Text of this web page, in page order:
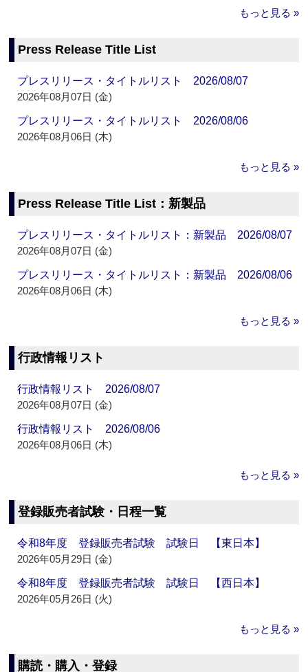
もっと見る »
Press Release Title List
プレスリリース・タイトルリスト 2026/08/07
2026年08月07日 (金)
プレスリリース・タイトルリスト 2026/08/06
2026年08月06日 (木)
もっと見る »
Press Release Title List：新製品
プレスリリース・タイトルリスト：新製品 2026/08/07
2026年08月07日 (金)
プレスリリース・タイトルリスト：新製品 2026/08/06
2026年08月06日 (木)
もっと見る »
行政情報リスト
行政情報リスト 2026/08/07
2026年08月07日 (金)
行政情報リスト 2026/08/06
2026年08月06日 (木)
もっと見る »
登録販売者試験・日程一覧
令和8年度 登録販売者試験 試験日 【東日本】
2026年05月29日 (金)
令和8年度 登録販売者試験 試験日 【西日本】
2026年05月26日 (火)
もっと見る »
購読・購入・登録